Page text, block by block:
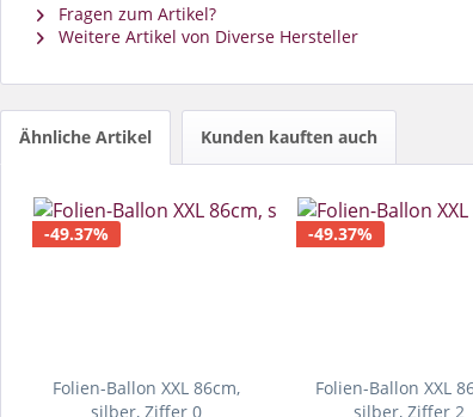
Fragen zum Artikel?
Weitere Artikel von Diverse Hersteller
Ähnliche Artikel Kunden kauften auch
-49.37%
Folien-Ballon XXL 86cm,
silber, Ziffer 0
-49.37%
Folien-Ballon XXL
silber, Ziffer 2